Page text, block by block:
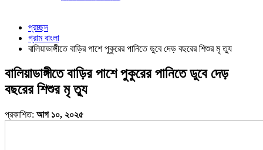
প্রচ্ছদ
গ্রাম বাংলা
বালিয়াডাঙ্গীতে বাড়ির পাশে পুকুরের পানিতে ডুবে দেড় বছরের শিশুর মৃ ত্যু
বালিয়াডাঙ্গীতে বাড়ির পাশে পুকুরের পানিতে ডুবে দেড়
বছরের শিশুর মৃ ত্যু
প্রকাশিত: আগ ১০, ২০২৫